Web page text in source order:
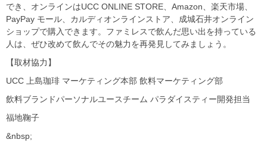
でき、オンラインはUCC ONLINE STORE、Amazon、楽天市場、
PayPay モール、カルディオンラインストア、成城石井オンライン
ショップで購入できます。ファミレスで飲んだ思い出を持っている
人は、ぜひ改めて飲んでその魅力を再発見してみましょう。
【取材協力】
UCC
上島珈琲 マーケティング本部 飲料マーケティング部
飲料ブランドパーソナルユースチーム パラダイスティー開発担当
福地鞠子
&nbsp;